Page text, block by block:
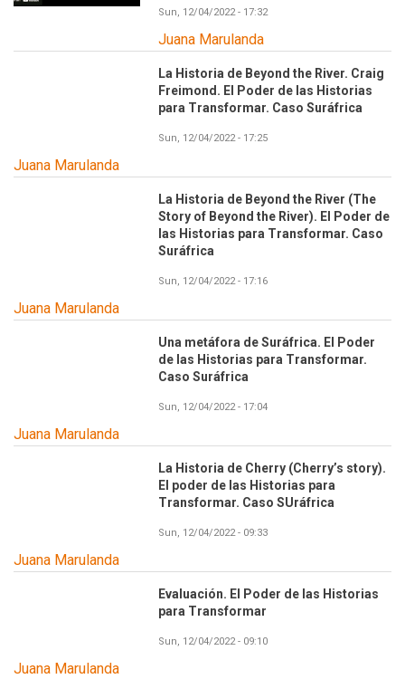
Sun, 12/04/2022 - 17:32
Juana Marulanda
La Historia de Beyond the River. Craig
Freimond. El Poder de las Historias
para Transformar. Caso Suráfrica
Sun, 12/04/2022 - 17:25
Juana Marulanda
La Historia de Beyond the River (The
Story of Beyond the River). El Poder de
las Historias para Transformar. Caso
Suráfrica
Sun, 12/04/2022 - 17:16
Juana Marulanda
Una metáfora de Suráfrica. El Poder
de las Historias para Transformar.
Caso Suráfrica
Sun, 12/04/2022 - 17:04
Juana Marulanda
La Historia de Cherry (Cherry’s story).
El poder de las Historias para
Transformar. Caso SUráfrica
Sun, 12/04/2022 - 09:33
Juana Marulanda
Evaluación. El Poder de las Historias
para Transformar
Sun, 12/04/2022 - 09:10
Juana Marulanda